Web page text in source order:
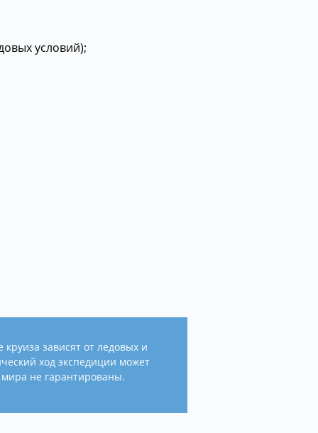
условий);
зависят от ледовых и
ход экспедиции может
не гарантированы.